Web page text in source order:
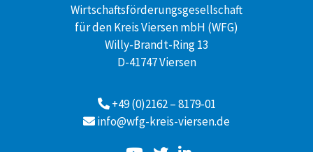
Wirtschaftsförderungsgesellschaft
für den Kreis Viersen mbH (WFG)
Willy-Brandt-Ring 13
D-41747 Viersen
+49 (0)2162 – 8179-01
info@wfg-kreis-viersen.de